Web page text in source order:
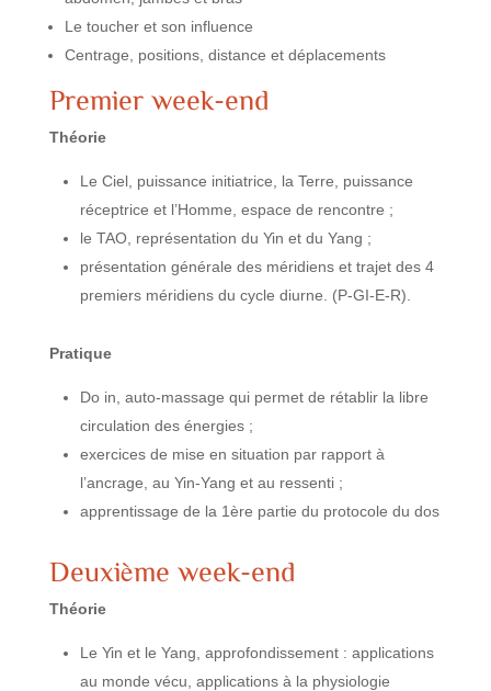
Le toucher et son influence
Centrage, positions, distance et déplacements
Premier week-end
Théorie
Le Ciel, puissance initiatrice, la Terre, puissance
réceptrice et l’Homme, espace de rencontre ;
le TAO, représentation du Yin et du Yang ;
présentation générale des méridiens et trajet des 4
premiers méridiens du cycle diurne. (P-GI-E-R).
Pratique
Do in, auto-massage qui permet de rétablir la libre
circulation des énergies ;
exercices de mise en situation par rapport à
l’ancrage, au Yin-Yang et au ressenti ;
apprentissage de la 1ère partie du protocole du dos
Deuxième week-end
Théorie
Le Yin et le Yang, approfondissement : applications
au monde vécu, applications à la physiologie